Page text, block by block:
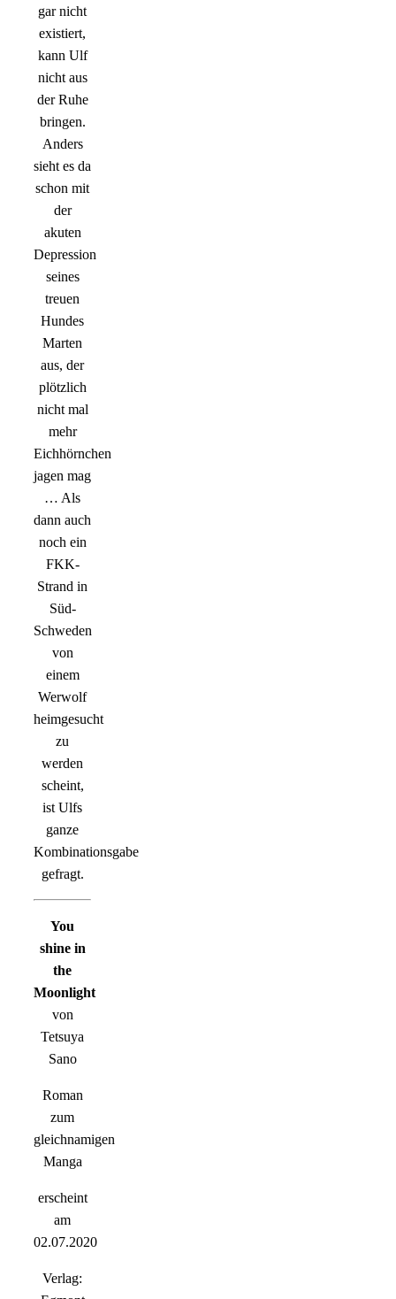
gar nicht
existiert,
kann Ulf
nicht aus
der Ruhe
bringen.
Anders
sieht es da
schon mit
der
akuten
Depression
seines
treuen
Hundes
Marten
aus, der
plötzlich
nicht mal
mehr
Eichhörnchen
jagen mag
… Als
dann auch
noch ein
FKK-
Strand in
Süd-
Schweden
von
einem
Werwolf
heimgesucht
zu
werden
scheint,
ist Ulfs
ganze
Kombinationsgabe
gefragt.
You
shine in
the
Moonlight
von
Tetsuya
Sano
Roman
zum
gleichnamigen
Manga
erscheint
am
02.07.2020
Verlag: